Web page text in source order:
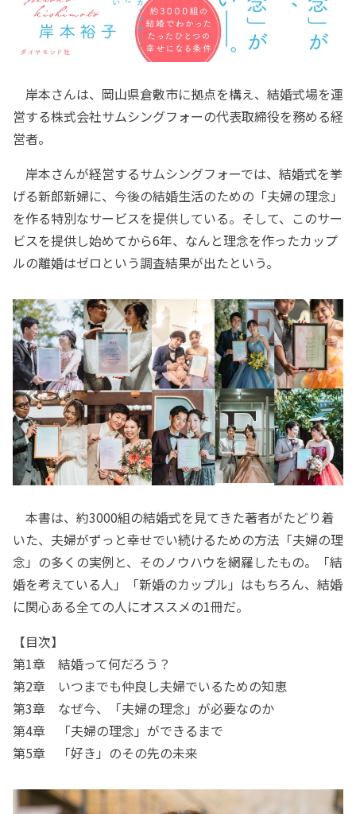
岸本さんは、岡山県倉敷市に拠点を構え、結婚式場を運
営する株式会社サムシングフォーの代表取締役を務める経
営者。
岸本さんが経営するサムシングフォーでは、結婚式を挙
げる新郎新婦に、今後の結婚生活のための「夫婦の理念」
を作る特別なサービスを提供している。そして、このサー
ビスを提供し始めてから6年、なんと理念を作ったカップ
ルの離婚はゼロという調査結果が出たという。
本書は、約3000組の結婚式を見てきた著者がたどり着
いた、夫婦がずっと幸せでい続けるための方法「夫婦の理
念」の多くの実例と、そのノウハウを網羅したもの。「結
婚を考えている人」「新婚のカップル」はもちろん、結婚
に関心ある全ての人にオススメの1冊だ。
【目次】
第1章 結婚って何だろう？
第2章 いつまでも仲良し夫婦でいるための知恵
第3章 なぜ今、「夫婦の理念」が必要なのか
第4章 「夫婦の理念」ができるまで
第5章 「好き」のその先の未来